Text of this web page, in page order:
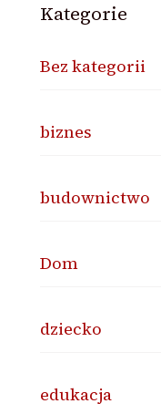
Kategorie
Bez kategorii
biznes
budownictwo
Dom
dziecko
edukacja